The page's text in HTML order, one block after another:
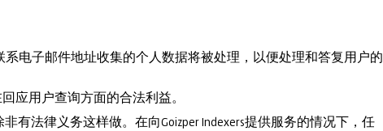
电子邮件地址收集的个人数据将被处理，以便处理和答复用户的
应用户查询方面的合法利益。
有法律义务这样做。在向Goizper Indexers提供服务的情况下，任